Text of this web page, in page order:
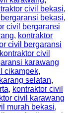
civil bekasi,
bekasi,
civil bergaransi
, kontraktor
civil bergaransi
kontraktor civil
karawang
cikampek,
selatan,
, kontraktor civil
civil karawang
murah bekasi,